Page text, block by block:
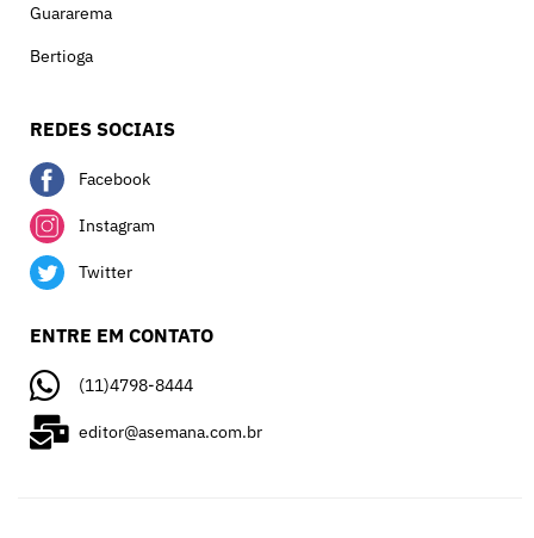
Guararema
Bertioga
REDES SOCIAIS
Facebook
Instagram
Twitter
ENTRE EM CONTATO
(11)4798-8444
editor@asemana.com.br